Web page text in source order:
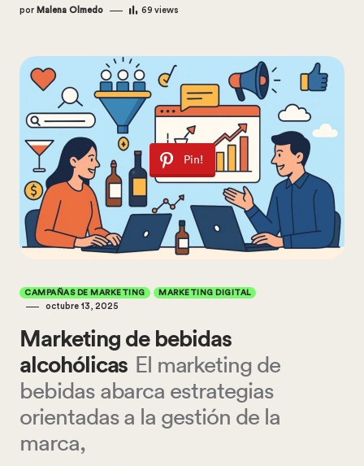
por Malena Olmedo 69 views
Pin!
CAMPAÑAS DE MARKETING MARKETING DIGITAL
octubre 13, 2025
Marketing de bebidas
alcohólicas El marketing de
bebidas abarca estrategias
orientadas a la gestión de la
marca,